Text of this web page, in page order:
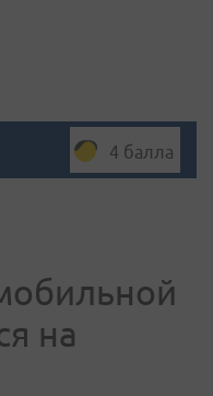
4 балла
на